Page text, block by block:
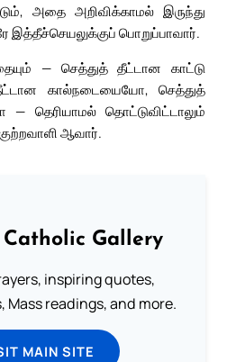
அதை அறிவிக்காமல் இருந்து
இத்தீச்செயலுக்குப் பொறுப்பாவார்.
— செத்துத் தீட்டான காட்டு
கால்நடையையோ, செத்துத்
தொட்டுவிட்டாலும்
ஆவார்.
Catholic Gallery
inspiring quotes,
readings, and more.
MAIN SITE